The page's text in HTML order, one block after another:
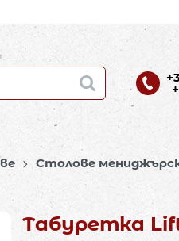
Столове
Табуретка